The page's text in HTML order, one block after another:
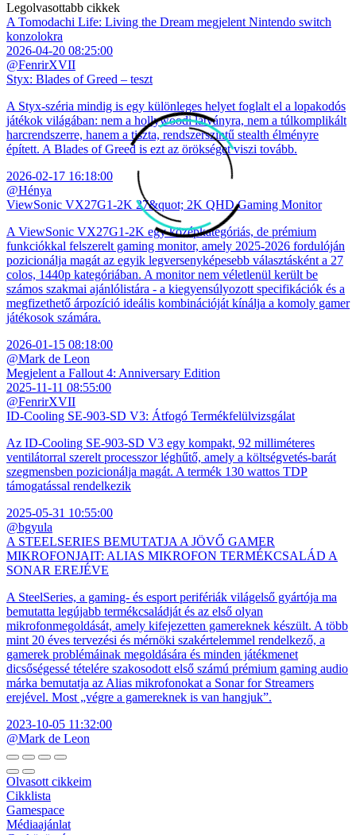
Legolvasottabb cikkek
A Tomodachi Life: Living the Dream megjelent Nintendo switch
konzolokra
2026-04-20 08:25:00
@FenrirXVII
Styx: Blades of Greed – teszt
A Styx-széria mindig is egy különleges helyet foglalt el a lopakodós
játékok világában: nem a hollywoodi látványra, nem a túlkomplikált
harcrendszerre, hanem a tiszta, rendszerszintű stealth élményre
épített. A Blades of Greed is ezt az örökséget viszi tovább.
2026-02-17 16:18:00
@Hénya
ViewSonic VX27G1-2K 27&quot; 2K QHD Gaming Monitor
A ViewSonic VX27G1-2K egy középkategóriás, de prémium
funkciókkal felszerelt gaming monitor, amely 2025-2026 fordulóján
pozicionálja magát az egyik legversenyképesebb választásként a 27
colos, 1440p kategóriában. A monitor nem véletlenül került be
számos szakmai ajánlólistára - a kiegyensúlyozott specifikációk és a
megfizethető árpozíció ideális kombinációját kínálja a komoly gamer
játékosok számára.
2026-01-15 08:18:00
@Mark de Leon
Megjelent a Fallout 4: Anniversary Edition
2025-11-11 08:55:00
@FenrirXVII
ID-Cooling SE-903-SD V3: Átfogó Termékfelülvizsgálat
Az ID-Cooling SE-903-SD V3 egy kompakt, 92 milliméteres
ventilátorral szerelt processzor léghűtő, amely a költségvetés-barát
szegmensben pozicionálja magát. A termék 130 wattos TDP
támogatással rendelkezik
2025-05-31 10:55:00
@bgyula
A STEELSERIES BEMUTATJA A JÖVŐ GAMER
MIKROFONJAIT: ALIAS MIKROFON TERMÉKCSALÁD A
SONAR EREJÉVE
A SteelSeries, a gaming- és esport perifériák világelső gyártója ma
bemutatta legújabb termékcsaládját és az első olyan
mikrofonmegoldását, amely kifejezetten gamereknek készült. A több
mint 20 éves tervezési és mérnöki szakértelemmel rendelkező, a
gamerek problémáinak megoldására és minden játékmenet
dicsőségessé tételére szakosodott első számú prémium gaming audio
márka bemutatja az Alias mikrofonokat a Sonar for Streamers
erejével. Most „végre a gamereknek is van hangjuk”.
2023-10-05 11:32:00
@Mark de Leon
Olvasott cikkeim
Cikklista
Gamespace
Médiaajánlat